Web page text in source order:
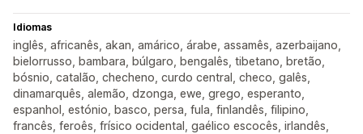
Idiomas
inglês, africanês, akan, amárico, árabe, assamês, azerbaijano,
bielorrusso, bambara, búlgaro, bengalês, tibetano, bretão,
bósnio, catalão, checheno, curdo central, checo, galês,
dinamarquês, alemão, dzonga, ewe, grego, esperanto,
espanhol, estónio, basco, persa, fula, finlandês, filipino,
francês, feroês, frísico ocidental, gaélico escocês, irlandês,